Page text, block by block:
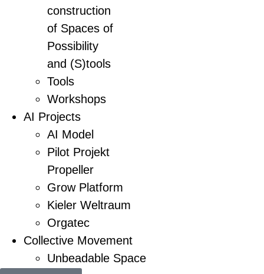
construction
of Spaces of
Possibility
and (S)tools
Tools
Workshops
AI Projects
AI Model
Pilot Projekt
Propeller
Grow Platform
Kieler Weltraum
Orgatec
Collective Movement
Unbeadable Space